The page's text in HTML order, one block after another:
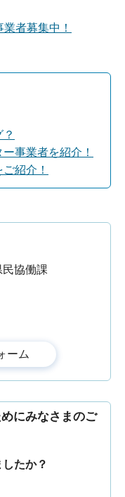
業者募集中！
事業者を紹介！
紹介！
民協働課
にみなさまのご
たか？